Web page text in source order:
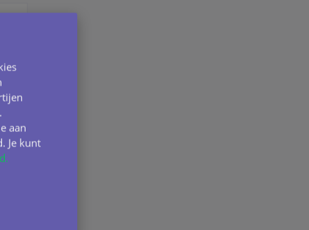
aan
Je kunt